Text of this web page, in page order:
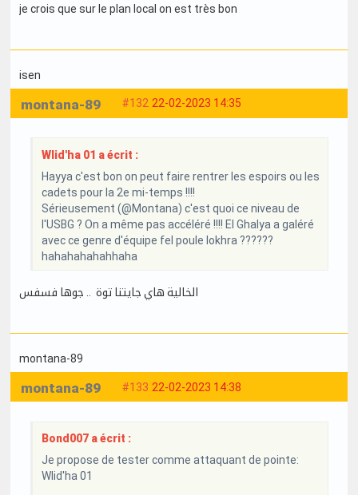
je crois que sur le plan local on est très bon
isen
#132 22-02-2023 14:35
montana-89
Wlid'ha 01 a écrit :
Hayya c'est bon on peut faire rentrer les espoirs ou les
cadets pour la 2e mi-temps !!!!
Sérieusement (@Montana) c'est quoi ce niveau de
l'USBG ? On a même pas accéléré !!!! El Ghalya a galéré
avec ce genre d'équipe fel poule lokhra ??????
hahahahahahhaha
الخالية هاي جايتنا توة .. جوها فسفس
montana-89
#133 22-02-2023 14:38
montana-89
Bond007 a écrit :
Je propose de tester comme attaquant de pointe:
Wlid'ha 01